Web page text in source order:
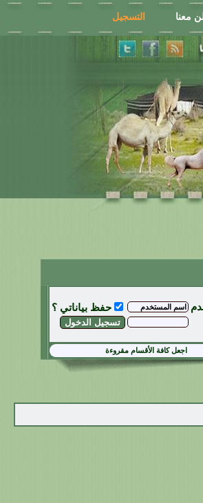
معنا التسجيل
حفظ بياناتي ؟
اجعل كافة الأقسام مقروءة